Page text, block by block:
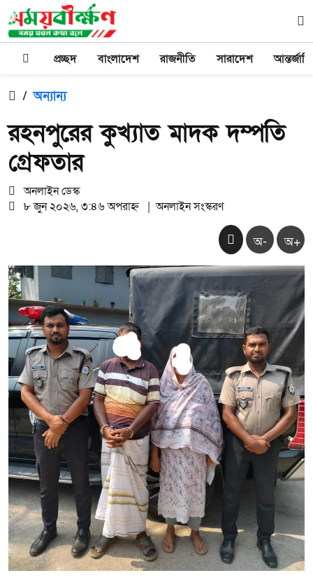
প্রচ্ছদ বাংলাদেশ রাজনীতি সারাদেশ
/ অন্যান্য
রহনপুরের কুখ্যাত মাদক দম্পতি
গ্রেফতার
অনলাইন ডেস্ক
৮ জুন ২০২৬, ৩:৪৬ অপরাহ্ন | অনলাইন সংস্করণ
অ- অ+